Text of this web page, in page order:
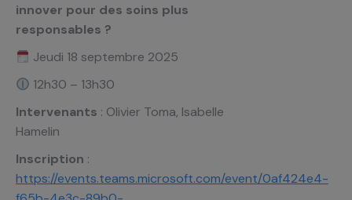
innover pour des soins plus
responsables ?
Jeudi 18 septembre 2025
12h30 – 13h30
Intervenants : Olivier Toma, Isabelle
Hamelin
Inscription :
https://events.teams.microsoft.com/event/0af424e4-